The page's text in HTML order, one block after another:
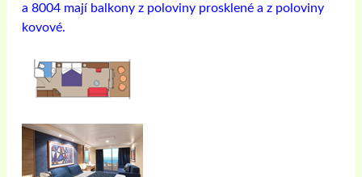
a 8004 mají balkony z poloviny prosklené a z poloviny
kovové.